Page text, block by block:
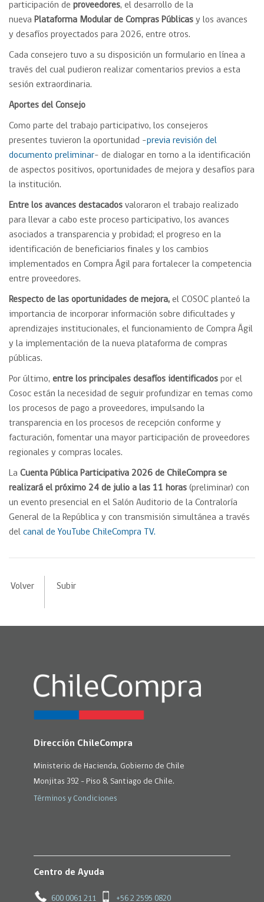
participación de proveedores, el desarrollo de la
nueva Plataforma Modular de Compras Públicas y los avances
y desafíos proyectados para 2026, entre otros.
Cada consejero tuvo a su disposición un formulario en línea a
través del cual pudieron realizar comentarios previos a esta
sesión extraordinaria.
Aportes del Consejo
Como parte del trabajo participativo, los consejeros
presentes tuvieron la oportunidad –previa revisión del
documento preliminar– de dialogar en torno a la identificación
de aspectos positivos, oportunidades de mejora y desafíos para
la institución.
Entre los avances destacados valoraron el trabajo realizado
para llevar a cabo este proceso participativo, los avances
asociados a transparencia y probidad; el progreso en la
identificación de beneficiarios finales y los cambios
implementados en Compra Ágil para fortalecer la competencia
entre proveedores.
Respecto de las oportunidades de mejora, el COSOC planteó la
importancia de incorporar información sobre dificultades y
aprendizajes institucionales, el funcionamiento de Compra Ágil
y la implementación de la nueva plataforma de compras
públicas.
Por último, entre los principales desafíos identificados por el
Cosoc están la necesidad de seguir profundizar en temas como
los procesos de pago a proveedores, impulsando la
transparencia en los procesos de recepción conforme y
facturación, fomentar una mayor participación de proveedores
regionales y compras locales.
La Cuenta Pública Participativa 2026 de ChileCompra se
realizará el próximo 24 de julio a las 11 horas (preliminar) con
un evento presencial en el Salón Auditorio de la Contraloría
General de la República y con transmisión simultánea a través
del canal de YouTube ChileCompra TV.
Volver Subir
Dirección ChileCompra
Ministerio de Hacienda, Gobierno de Chile
Monjitas 392 - Piso 8, Santiago de Chile.
Términos y Condiciones
Centro de Ayuda
600 0061 211 +56 2 2595 0820